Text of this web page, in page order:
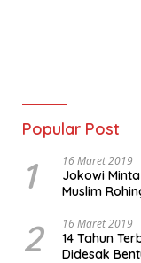
Popular Post
1 16 Maret 2019
Jokowi
Muslim
2 16 Maret 2019
14 Tahun
Didesak